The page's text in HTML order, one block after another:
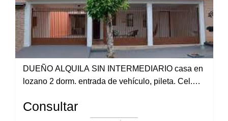
DUEÑO ALQUILA SIN INTERMEDIARIO casa en
lozano 2 dorm. entrada de vehículo, pileta. Cel.
Consultar